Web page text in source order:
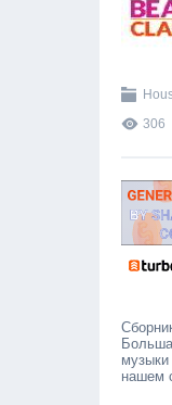
306
музыки
нашем